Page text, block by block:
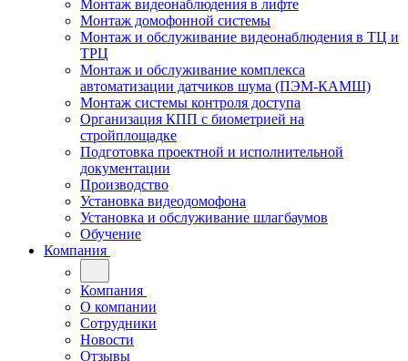
Монтаж видеонаблюдения в лифте
Монтаж домофонной системы
Монтаж и обслуживание видеонаблюдения в ТЦ и
ТРЦ
Монтаж и обслуживание комплекса
автоматизации датчиков шума (ПЭМ-КАМШ)
Монтаж системы контроля доступа
Организация КПП с биометрией на
стройплощадке
Подготовка проектной и исполнительной
документации
Производство
Установка видеодомофона
Установка и обслуживание шлагбаумов
Обучение
Компания
Компания
О компании
Сотрудники
Новости
Отзывы